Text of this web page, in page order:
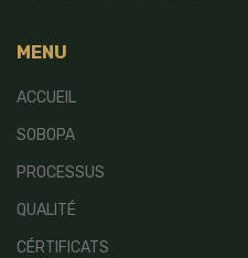
MENU
ACCUEIL
SOBOPA
PROCESSUS
QUALITÉ
CÉRTIFICATS